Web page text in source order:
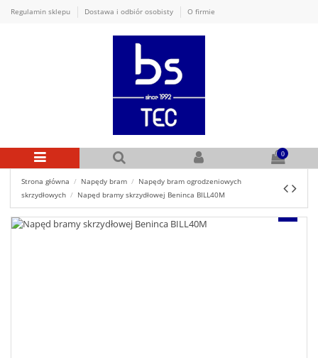
Regulamin sklepu Dostawa i odbiór osobisty O firmie
0
Strona główna Napędy bram
Napędy bram ogrodzeniowych
skrzydłowych
Napęd bramy skrzydłowej Beninca BILL40M